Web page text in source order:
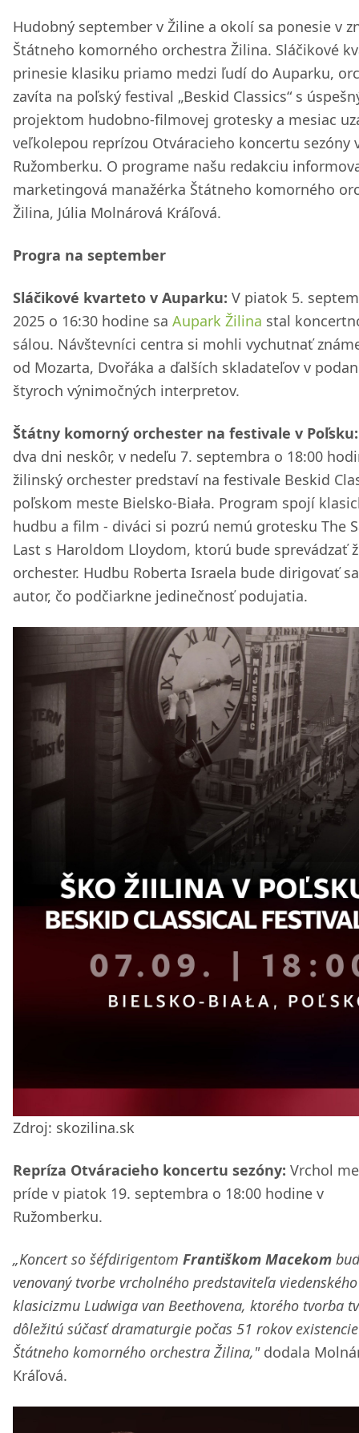
Hudobný september v Žiline a okolí sa ponesie v
Štátneho komorného orchestra Žilina. Sláčikové
prinesie klasiku priamo medzi ľudí do Auparku,
zavíta na poľský festival „Beskid Classics“ s
projektom hudobno-filmovej grotesky a mesiac
veľkolepou reprízou Otváracieho koncertu sezóny
Ružomberku. O programe našu redakciu
marketingová manažérka Štátneho komorného
Žilina, Júlia Molnárová Kráľová.
Progra na september
Sláčikové kvarteto v Auparku: V piatok 5.
2025 o 16:30 hodine sa Aupark Žilina stal
sálou. Návštevníci centra si mohli vychutnať
od Mozarta, Dvořáka a ďalších skladateľov v
štyroch výnimočných interpretov.
Štátny komorný orchester na festivale v Poľsku:
dva dni neskôr, v nedeľu 7. septembra o 18:00
žilinský orchester predstaví na festivale Beskid
poľskom meste Bielsko-Biała. Program spojí
hudbu a film - diváci si pozrú nemú grotesku The
Last s Haroldom Lloydom, ktorú bude sprevádzať
orchester. Hudbu Roberta Israela bude dirigovať
autor, čo podčiarkne jedinečnosť podujatia.
Zdroj: skozilina.sk
Repríza Otváracieho koncertu sezóny: Vrchol
príde v piatok 19. septembra o 18:00 hodine v
Ružomberku.
„Koncert so šéfdirigentom Františkom Macekom
venovaný tvorbe vrcholného predstaviteľa viedenského
klasicizmu Ludwiga van Beethovena, ktorého tvorba
dôležitú súčasť dramaturgie počas 51 rokov existencie
Štátneho komorného orchestra Žilina,"dodala
Kráľová.